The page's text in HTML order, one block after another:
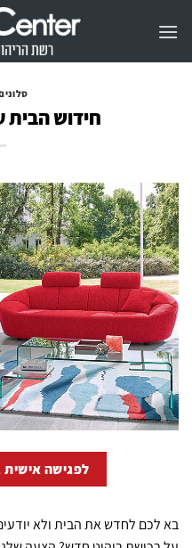
חידוש הבית
לפגישה אישית
בא לכם לחדש את הבית ולא